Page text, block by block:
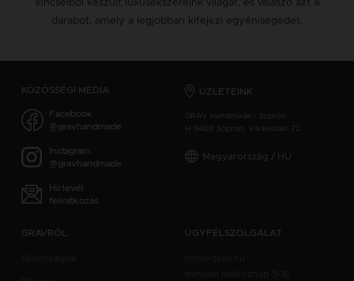
darabot, amely a legjobban kifejezi egyéniségedet.
KÖZÖSSÉGI MÉDIA
Facebook
@gravhandmade
Instagram
@gravhandmade
Hírlevél
feliratkozás
ÜZLETEINK
GRAV Handmade - Sopron
H-9400 Sopron, Várkerület 72.
Magyarország / HU
GRAVRÓL ÜGYFÉLSZOLGÁLAT